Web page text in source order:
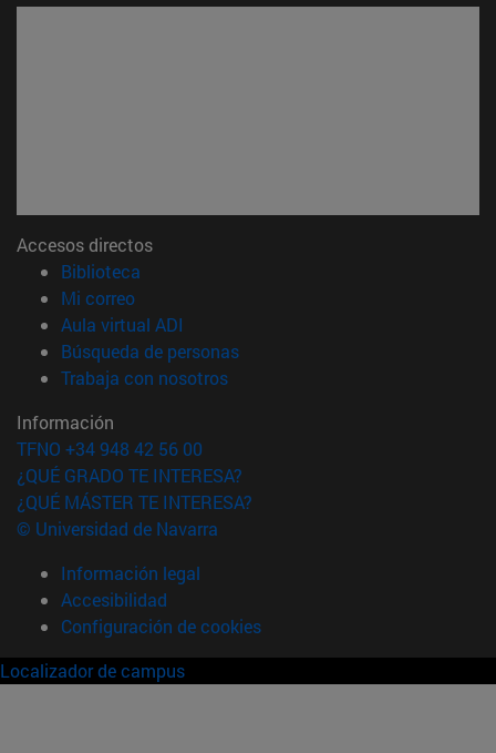
Accesos directos
Biblioteca
Mi correo(abre en nueva ventana)
Aula virtual ADI
Búsqueda de personas(abre en nueva ventana)
Trabaja con nosotros(abre en nueva ventana)
Información
TFNO +34 948 42 56 00
¿QUÉ GRADO TE INTERESA?
¿QUÉ MÁSTER TE INTERESA?
© Universidad de Navarra
Información legal
Accesibilidad
Configuración de cookies
Localizador de campus